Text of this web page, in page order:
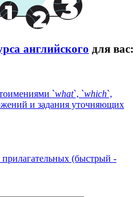
английского для вас:
`what`, `which`,
и задания уточняющих
прилагательных (быстрый -